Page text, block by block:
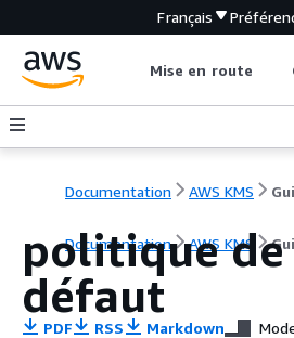
Français
Mise en route
Documentation AWS KMS
Documentation AWS KMS
politique de
défaut
PDF RSS Markdown